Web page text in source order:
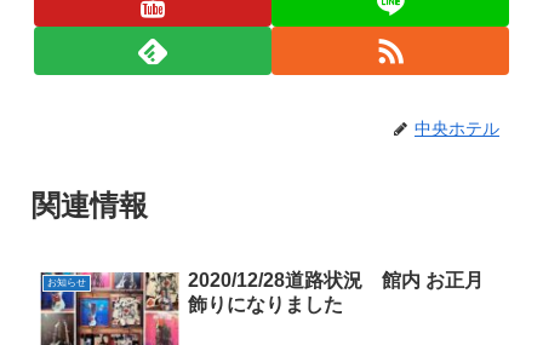
中央ホテル
関連情報
お知らせ
2020/12/28道路状況 館内 お正月
飾りになりました